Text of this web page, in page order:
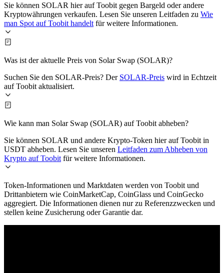
Sie können SOLAR hier auf Toobit gegen Bargeld oder andere
Kryptowährungen verkaufen. Lesen Sie unseren Leitfaden zu Wie
man Spot auf Toobit handelt für weitere Informationen.
Was ist der aktuelle Preis von Solar Swap (SOLAR)?
Suchen Sie den SOLAR-Preis? Der SOLAR-Preis wird in Echtzeit
auf Toobit aktualisiert.
Wie kann man Solar Swap (SOLAR) auf Toobit abheben?
Sie können SOLAR und andere Krypto-Token hier auf Toobit in
USDT abheben. Lesen Sie unseren Leitfaden zum Abheben von
Krypto auf Toobit für weitere Informationen.
Token-Informationen und Marktdaten werden von Toobit und
Drittanbietern wie CoinMarketCap, CoinGlass und CoinGecko
aggregiert. Die Informationen dienen nur zu Referenzzwecken und
stellen keine Zusicherung oder Garantie dar.